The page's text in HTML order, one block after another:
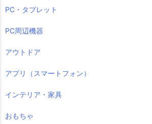
PC・タブレット
PC周辺機器
アウトドア
アプリ（スマートフォン）
インテリア・家具
おもちゃ